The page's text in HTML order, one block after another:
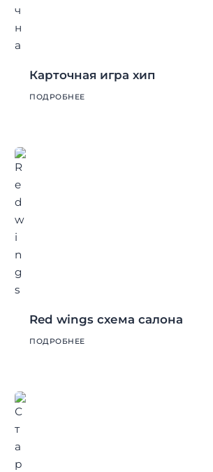
Карточная игра хип
ПОДРОБНЕЕ
Red wings схема салона
ПОДРОБНЕЕ
Найти: